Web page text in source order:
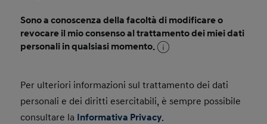
Sono a conoscenza della facoltà di modificare o
revocare il mio consenso al trattamento dei miei dati
personali in qualsiasi momento.
Per ulteriori informazioni sul trattamento dei dati
personali e dei diritti esercitabili, è sempre possibile
consultare la Informativa Privacy.